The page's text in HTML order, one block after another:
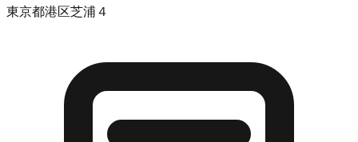
東京都港区芝浦４